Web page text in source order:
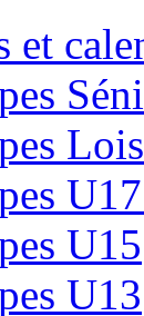
et
U15
U13